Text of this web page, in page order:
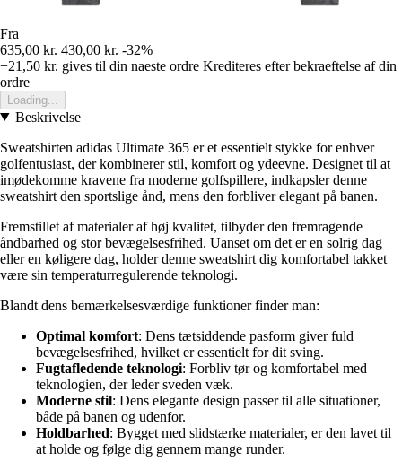
Fra
635,00 kr. 430,00 kr. -32%
+21,50 kr. gives til din naeste ordre Krediteres efter bekraeftelse af din
ordre
Loading...
Beskrivelse
Sweatshirten adidas Ultimate 365 er et essentielt stykke for enhver
golfentusiast, der kombinerer stil, komfort og ydeevne. Designet til at
imødekomme kravene fra moderne golfspillere, indkapsler denne
sweatshirt den sportslige ånd, mens den forbliver elegant på banen.
Fremstillet af materialer af høj kvalitet, tilbyder den fremragende
åndbarhed og stor bevægelsesfrihed. Uanset om det er en solrig dag
eller en køligere dag, holder denne sweatshirt dig komfortabel takket
være sin temperaturregulerende teknologi.
Blandt dens bemærkelsesværdige funktioner finder man:
Optimal komfort: Dens tætsiddende pasform giver fuld
bevægelsesfrihed, hvilket er essentielt for dit sving.
Fugtafledende teknologi: Forbliv tør og komfortabel med
teknologien, der leder sveden væk.
Moderne stil: Dens elegante design passer til alle situationer,
både på banen og udenfor.
Holdbarhed: Bygget med slidstærke materialer, er den lavet til
at holde og følge dig gennem mange runder.